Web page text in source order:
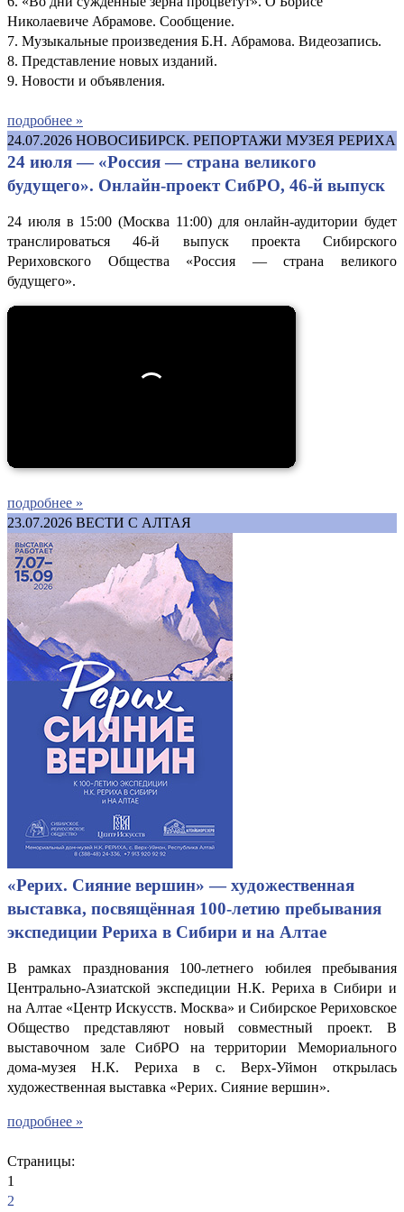
Николаевиче Абрамове. Сообщение.
7. Музыкальные произведения Б.Н. Абрамова. Видеозапись.
8. Представление новых изданий.
9. Новости и объявления.
подробнее »
24.07.2026 НОВОСИБИРСК. РЕПОРТАЖИ МУЗЕЯ РЕРИХА
24 июля — «Россия — страна великого
будущего». Онлайн-проект СибРО, 46-й выпуск
24 июля в 15:00 (Москва 11:00) для онлайн-аудитории будет
транслироваться 46-й выпуск проекта Сибирского
Рериховского Общества «Россия — страна великого
будущего».
подробнее »
23.07.2026 ВЕСТИ С АЛТАЯ
«Рерих. Сияние вершин» — художественная
выставка, посвящённая 100-летию пребывания
экспедиции Рериха в Сибири и на Алтае
В рамках празднования 100-летнего юбилея пребывания
Центрально-Азиатской экспедиции Н.К. Рериха в Сибири и
на Алтае «Центр Искусств. Москва» и Сибирское Рериховское
Общество представляют новый совместный проект. В
выставочном зале СибРО на территории Мемориального
дома-музея Н.К. Рериха в с. Верх-Уймон открылась
художественная выставка «Рерих. Сияние вершин».
подробнее »
Страницы:
1
2